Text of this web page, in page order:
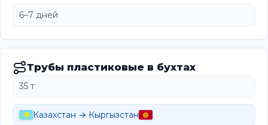
6–7 дней
Трубы пластиковые в бухтах
35 т
Казахстан → Кыргызстан